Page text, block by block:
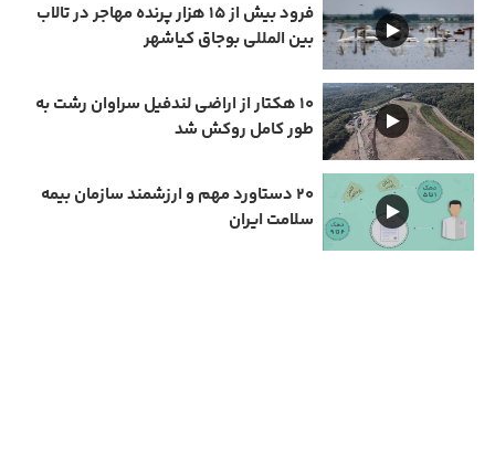
فرود بیش از ۱۵ هزار پرنده مهاجر در تالاب
بین المللی بوجاق کیاشهر
۱۰ هکتار از اراضی لندفیل سراوان رشت به
طور کامل روکش شد
۲۰ دستاورد مهم و ارزشمند سازمان بیمه
سلامت ایران